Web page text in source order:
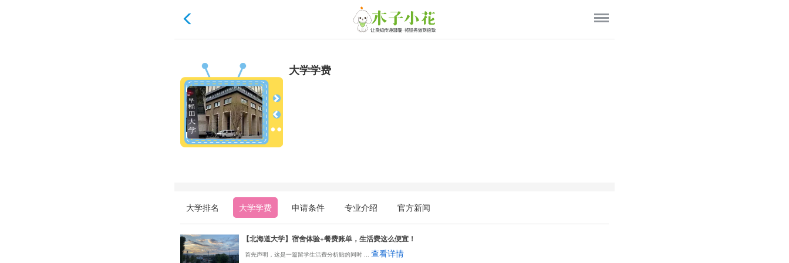
大学学费
大学排名 大学学费 申请条件 专业介绍 官方新闻
【北海道大学】宿舍体验+餐费账单，生活费这么便宜！
首先声明，这是一篇留学生活费分析贴的同时 ... 查看详情